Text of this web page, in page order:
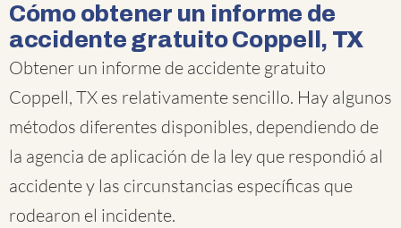
Cómo obtener un informe de
accidente gratuito Coppell, TX
Obtener un informe de accidente gratuito
Coppell, TX es relativamente sencillo. Hay algunos
métodos diferentes disponibles, dependiendo de
la agencia de aplicación de la ley que respondió al
accidente y las circunstancias específicas que
rodearon el incidente.